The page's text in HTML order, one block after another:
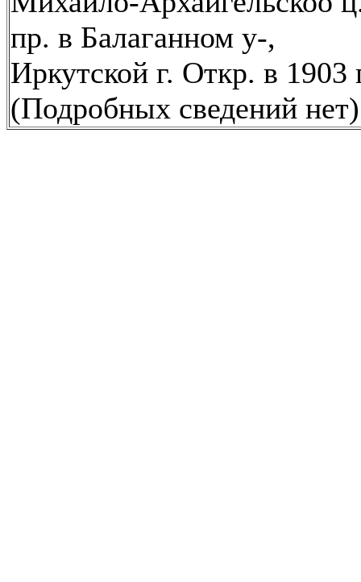
пр. в Балаганном у-,
Иркутской г. Откр. в 1903
(Подробных сведений